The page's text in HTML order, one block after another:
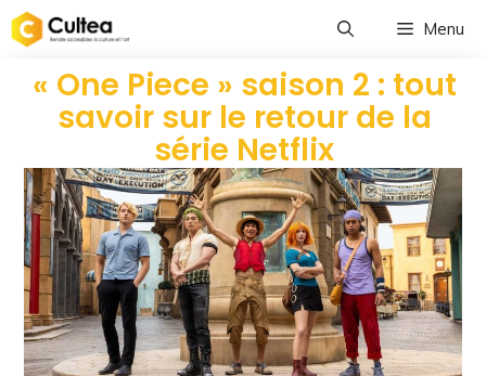
Menu
« One Piece » saison 2 : tout
savoir sur le retour de la
série Netflix